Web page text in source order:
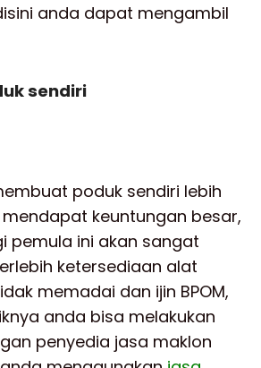
anda dapat mengambil
sendiri
poduk sendiri lebih
keuntungan besar,
pemula ini akan sangat
ketersediaan alat
memadai dan ijin BPOM,
anda bisa melakukan
penyedia jasa maklon